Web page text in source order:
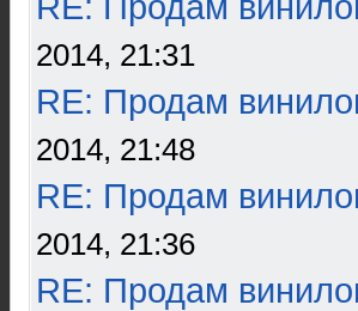
2014, 21:31
RE: Продам
2014, 21:48
RE: Продам
2014, 21:36
RE: Продам